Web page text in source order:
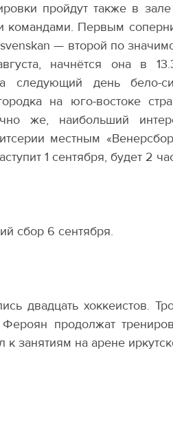
пройдут также в
командами. Первым
— второй по
начнётся она в
следующий день бело-
на юго-востоке
же, наибольший
местным «
1 сентября, будет 2
сбор 6 сентября.
двадцать хоккеистов.
продолжат
к занятиям на арене